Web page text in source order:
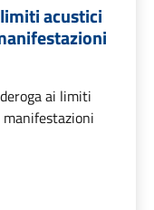
acustici
ai limiti